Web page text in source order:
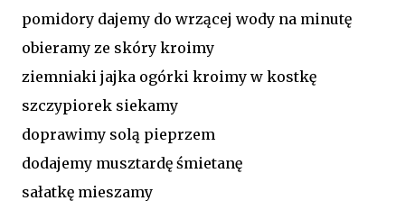
pomidory dajemy do wrzącej wody na minutę
obieramy ze skóry kroimy
ziemniaki jajka ogórki kroimy w kostkę
szczypiorek siekamy
doprawimy solą pieprzem
dodajemy musztardę śmietanę
sałatkę mieszamy